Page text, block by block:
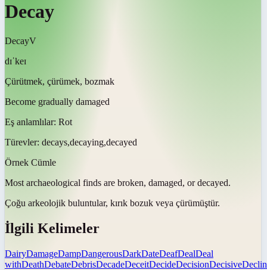
Decay
DecayV
dɪˈkeɪ
Çürütmek, çürümek, bozmak
Become gradually damaged
Eş anlamlılar: Rot
Türevler: decays,decaying,decayed
Örnek Cümle
Most archaeological finds are broken, damaged, or decayed.
Çoğu arkeolojik buluntular, kırık bozuk veya çürümüştür.
İlgili Kelimeler
DairyDamageDampDangerousDarkDateDeafDealDeal
withDeathDebateDebrisDecadeDeceitDecideDecisionDecisive